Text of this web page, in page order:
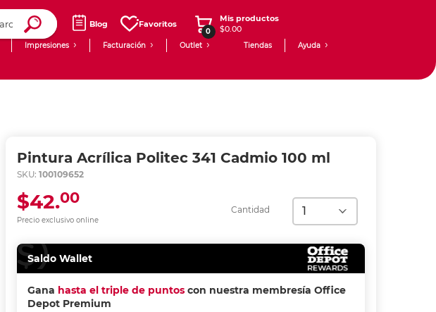
Blog Favoritos
0
Mis productos
$0.00
Impresiones Facturación Outlet Tiendas Ayuda
Pintura Acrílica Politec 341 Cadmio 100 ml
SKU: 100109652
Cantidad
Precio exclusivo online
$42.00
Saldo Wallet
Gana hasta el triple de puntos con nuestra membresía Office
Depot Premium